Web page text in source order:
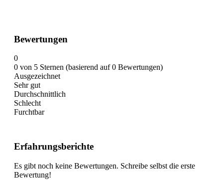
Bewertungen
0
0 von 5 Sternen (basierend auf 0 Bewertungen)
Ausgezeichnet
Sehr gut
Durchschnittlich
Schlecht
Furchtbar
Erfahrungsberichte
Es gibt noch keine Bewertungen. Schreibe selbst die erste
Bewertung!